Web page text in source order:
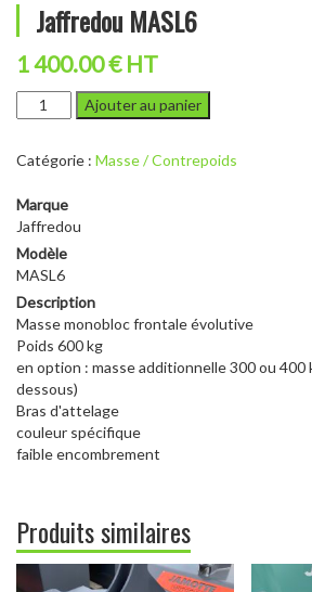
Jaffredou MASL6
1 400.00 € HT
quantité
de
MASL6
Ajouter au panier
Catégorie : Masse / Contrepoids
Marque
Jaffredou
Modèle
MASL6
Description
Masse monobloc frontale évolutive
Poids 600 kg
en option : masse additionnelle 300 ou 400
dessous)
Bras d'attelage
couleur spécifique
faible encombrement
Produits similaires